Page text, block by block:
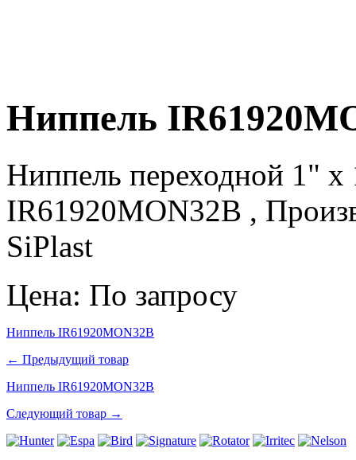
Ниппель
Ниппель переходной 1"
IR61920MON32B ,
SiPlast
Цена: По запросу
Ниппель IR61920MON32B
← Предыдущий товар
Ниппель IR61920MON32B
Следующий товар →